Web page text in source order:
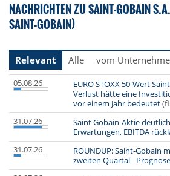
NACHRICHTEN ZU SAINT-GOBAIN
SAINT-GOBAIN)
Relevant
Alle vom
05.08.26
EURO STOXX 50-Wert
Verlust hätte eine
vor einem Jahr bedeutet
31.07.26
Saint Gobain-Aktie
Erwartungen, EBITDA
31.07.26
ROUNDUP: Saint-Gobain
zweiten Quartal -